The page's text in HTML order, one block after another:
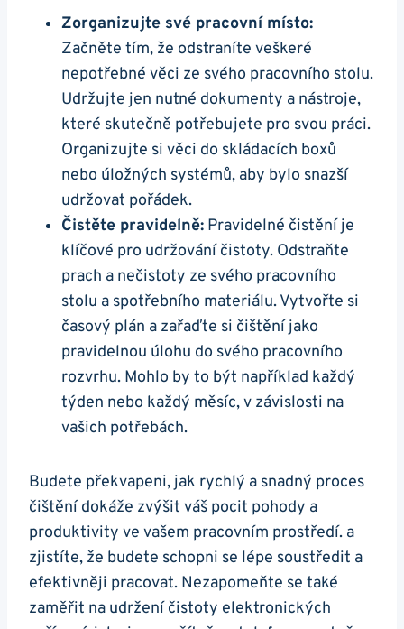
Zorganizujte své pracovní místo:
Začněte tím, že odstraníte veškeré
nepotřebné věci ze svého pracovního stolu.
Udržujte jen nutné dokumenty a nástroje,
které skutečně potřebujete pro svou práci.
Organizujte si věci do skládacích boxů
nebo úložných systémů, aby bylo snazší
udržovat pořádek.
Čistěte pravidelně: Pravidelné čistění je
klíčové pro udržování čistoty. Odstraňte
prach a nečistoty ze svého pracovního
stolu a spotřebního materiálu. Vytvořte si
časový plán a zařaďte si čištění jako
pravidelnou úlohu do svého pracovního
rozvrhu. Mohlo by to být například každý
týden nebo každý měsíc, v závislosti na
vašich potřebách.
Budete překvapeni, jak rychlý a snadný proces
čištění dokáže zvýšit váš pocit pohody a
produktivity ve vašem pracovním prostředí. a
zjistíte, že budete schopni se lépe soustředit a
efektivněji pracovat. Nezapomeňte se také
zaměřit na udržení čistoty elektronických